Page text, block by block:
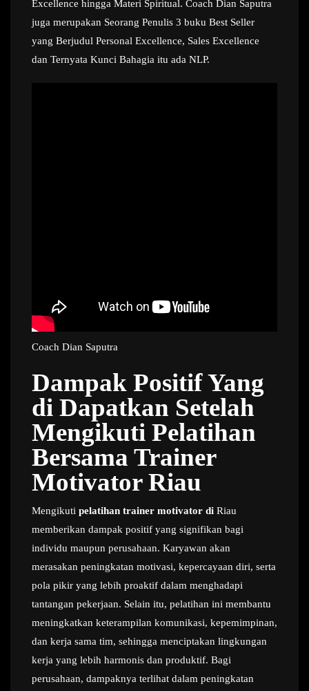
Excellence hingga Materi Spiritual. Coach Dian Saputra
juga merupakan Seorang Penulis 3 buku Best Seller
yang Berjudul Personal Excellence, Sales Excellence
dan Ternyata Kunci Bahagia itu ada NLP.
Coach Dian Saputra
Dampak Positif Yang
di Dapatkan Setelah
Mengikuti Pelatihan
Bersama Trainer
Motivator Riau
Mengikuti pelatihan trainer motivator di Riau
memberikan dampak positif yang signifikan bagi
individu maupun perusahaan. Karyawan akan
merasakan peningkatan motivasi, kepercayaan diri, serta
pola pikir yang lebih proaktif dalam menghadapi
tantangan pekerjaan. Selain itu, pelatihan ini membantu
meningkatkan keterampilan komunikasi, kepemimpinan,
dan kerja sama tim, sehingga menciptakan lingkungan
kerja yang lebih harmonis dan produktif. Bagi
perusahaan, dampaknya terlihat dalam peningkatan